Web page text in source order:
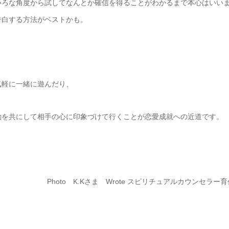
な角度から試してなんとか確信を得ることがわかるまで本心はいい
する方法がベストかも。
に一緒に遊んだり、
共にして相手の心に印象づけて行くことが恋愛成就への近道です。
Photo K.Kさま Wrote スピリチュアルカウンセラー育